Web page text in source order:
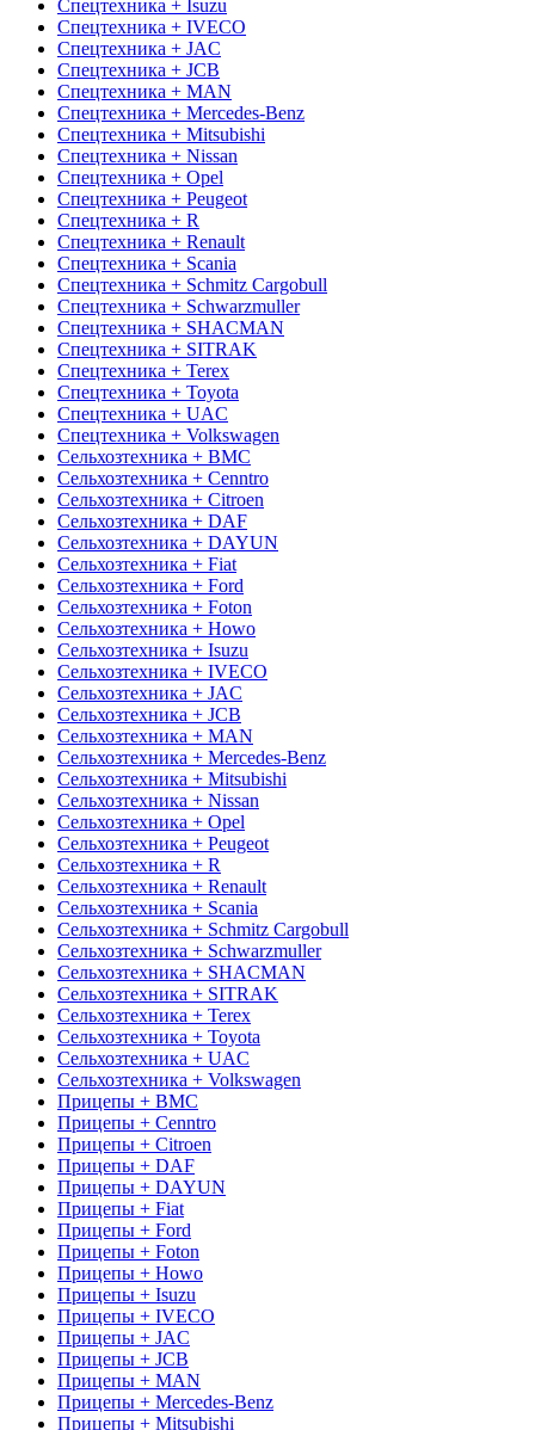
Спецтехника + Isuzu
Спецтехника + IVECO
Спецтехника + JAC
Спецтехника + JCB
Спецтехника + MAN
Спецтехника + Mercedes-Benz
Спецтехника + Mitsubishi
Спецтехника + Nissan
Спецтехника + Opel
Спецтехника + Peugeot
Спецтехника + R
Спецтехника + Renault
Спецтехника + Scania
Спецтехника + Schmitz Cargobull
Спецтехника + Schwarzmuller
Спецтехника + SHACMAN
Спецтехника + SITRAK
Спецтехника + Terex
Спецтехника + Toyota
Спецтехника + UAC
Спецтехника + Volkswagen
Сельхозтехника + BMC
Сельхозтехника + Cenntro
Сельхозтехника + Citroen
Сельхозтехника + DAF
Сельхозтехника + DAYUN
Сельхозтехника + Fiat
Сельхозтехника + Ford
Сельхозтехника + Foton
Сельхозтехника + Howo
Сельхозтехника + Isuzu
Сельхозтехника + IVECO
Сельхозтехника + JAC
Сельхозтехника + JCB
Сельхозтехника + MAN
Сельхозтехника + Mercedes-Benz
Сельхозтехника + Mitsubishi
Сельхозтехника + Nissan
Сельхозтехника + Opel
Сельхозтехника + Peugeot
Сельхозтехника + R
Сельхозтехника + Renault
Сельхозтехника + Scania
Сельхозтехника + Schmitz Cargobull
Сельхозтехника + Schwarzmuller
Сельхозтехника + SHACMAN
Сельхозтехника + SITRAK
Сельхозтехника + Terex
Сельхозтехника + Toyota
Сельхозтехника + UAC
Сельхозтехника + Volkswagen
Прицепы + BMC
Прицепы + Cenntro
Прицепы + Citroen
Прицепы + DAF
Прицепы + DAYUN
Прицепы + Fiat
Прицепы + Ford
Прицепы + Foton
Прицепы + Howo
Прицепы + Isuzu
Прицепы + IVECO
Прицепы + JAC
Прицепы + JCB
Прицепы + MAN
Прицепы + Mercedes-Benz
Прицепы + Mitsubishi